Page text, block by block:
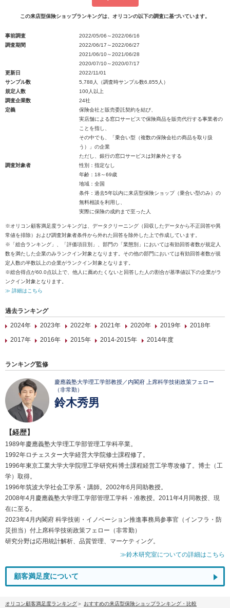
この来店型保険ショップランキングは、オリコンの以下の調査に基づいています。
事前調査
2022/05/06～2022/06/16
調査期間
2022/06/17～2022/06/27
2021/06/10～2021/06/28
2020/07/10～2020/07/17
更新日
2022/11/01
サンプル数
5,788人（調査時サンプル数6,855人）
規定人数
100人以上
調査企業数
24社
定義
保険会社と販売委託契約を結び、
実店舗による窓口サービスで保険商品を販売代行する事業者の
ことを指し、
その中でも、「乗合い型（複数の保険会社の商品を取り扱
う）」の企業
ただし、銀行の窓口サービスは対象外とする
調査対象者
性別：指定なし
年齢：18～69歳
地域：全国
条件：過去5年以内に来店型保険ショップ（乗合い型のみ）の
無料相談を利用し、
実際に保険の成約まで至った人
※オリコン顧客満足度ランキングは、データクリーニング（回収したデータから不正回答や異
常値を排除）および調査対象者条件から外れた回答を除外した上で作成しています。
※「総合ランキング」、「評価項目別」、部門の「業態別」においては有効回答者数が規定人
数を満たした企業のみランクイン対象となります。その他の部門においては有効回答者数が規
定人数の半数以上の企業がランクイン対象となります。
※総合得点が60.0点以上で、他人に薦めたくないと回答した人の割合が基準値以下の企業がラ
ンクイン対象となります。
≫ 詳細はこちら
過去ランキング
2024年
2023年 2022年 2021年 2020年 2019年
2018年
2017年
2016年 2015年 2014-2015年 2014年度
ランキング監修
慶應義塾大学理工学部教授／内閣府 上席科学技術政策フェロー
（非常勤）
鈴木秀男
【経歴】
1989年慶應義塾大学理工学部管理工学科卒業。
1992年ロチェスター大学経営大学院修士課程修了。
1996年東京工業大学大学院理工学研究科博士課程経営工学専攻修了。博士（工
学）取得。
1996年筑波大学社会工学系・講師。2002年6月同助教授。
2008年4月慶應義塾大学理工学部管理工学科・准教授。2011年4月同教授、現
在に至る。
2023年4月内閣府 科学技術・イノベーション推進事務局参事官（インフラ・防
災担当）付上席科学技術政策フェロー（非常勤）
研究分野は応用統計解析、品質管理、マーケティング。
≫鈴木研究室についての詳細はこちら
顧客満足度について
オリコン顧客満足度ランキング
おすすめの来店型保険ショップランキング・比較